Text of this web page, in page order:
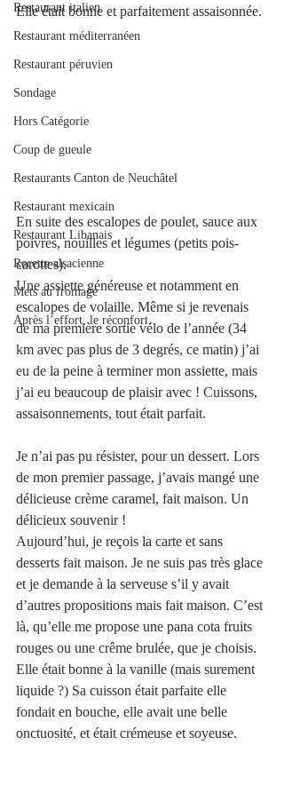
Restaurant italien
Restaurant méditerranéen
Restaurant péruvien
Sondage
Hors Catégorie
Coup de gueule
Restaurants Canton de Neuchâtel
Restaurant mexicain
Restaurant Libanais
Recette alsacienne
Mets au fromage
Après l’effort, le réconfort.
Elle était bonne et parfaitement assaisonnée.
En suite des escalopes de poulet, sauce aux
poivres, nouilles et légumes (petits pois-
carottes).
Une assiette généreuse et notamment en
escalopes de volaille. Même si je revenais
de ma première sortie vélo de l’année (34
km avec pas plus de 3 degrés, ce matin) j’ai
eu de la peine à terminer mon assiette, mais
j’ai eu beaucoup de plaisir avec ! Cuissons,
assaisonnements, tout était parfait.
Je n’ai pas pu résister, pour un dessert. Lors
de mon premier passage, j’avais mangé une
délicieuse crème caramel, fait maison. Un
délicieux souvenir !
Aujourd’hui, je reçois la carte et sans
desserts fait maison. Je ne suis pas très glace
et je demande à la serveuse s’il y avait
d’autres propositions mais fait maison. C’est
là, qu’elle me propose une pana cota fruits
rouges ou une crême brulée, que je choisis.
Elle était bonne à la vanille (mais surement
liquide ?) Sa cuisson était parfaite elle
fondait en bouche, elle avait une belle
onctuosité, et était crémeuse et soyeuse.